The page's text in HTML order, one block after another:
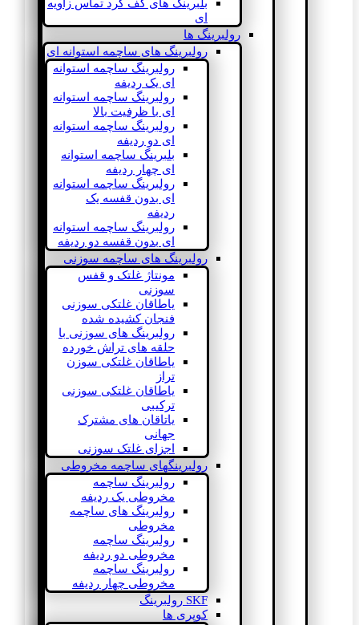
بلبرینگ های کف گرد تماس زاویه
ای
رولبرینگ ها
رولبرینگ های ساچمه استوانه ای
رولبرینگ ساچمه استوانه
ای یک ردیفه
رولبرینگ ساچمه استوانه
ای با ظرفیت بالا
رولبرینگ ساچمه استوانه
ای دو ردیفه
بلبرینگ ساچمه استوانه
ای چهار ردیفه
رولبرینگ ساچمه استوانه
ای بدون قفسه یک
ردیفه
رولبرینگ ساچمه استوانه
ای بدون قفسه دو ردیفه
رولبرینگ های ساچمه سوزنی
مونتاژ غلتک و قفس
سوزنی
یاطاقان غلتکی سوزنی
فنجان کشیده شده
رولبرینگ های سوزنی با
حلقه های تراش خورده
یاطاقان غلتکی سوزن
تراز
یاطاقان غلتکی سوزنی
ترکیبی
یاتاقان های مشترک
جهانی
اجزای غلتک سوزنی
رولبرینگهای ساچمه مخروطی
رولبرینگ ساچمه
مخروطی یک ردیفه
رولبرینگ های ساچمه
مخروطی
رولبرینگ ساچمه
مخروطی دو ردیفه
رولبرینگ ساچمه
مخروطی چهار ردیفه
SKF رولبرینگ
کوپری ها